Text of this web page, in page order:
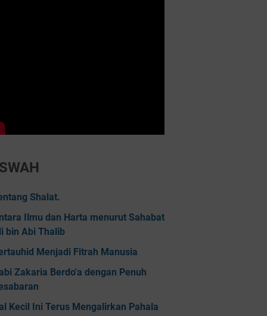
Shalat.
Ilmu dan Harta menurut Sahabat
bin Abi Thalib
Menjadi Fitrah Manusia
Zakaria Berdo'a dengan Penuh
Kecil Ini Terus Mengalirkan Pahala